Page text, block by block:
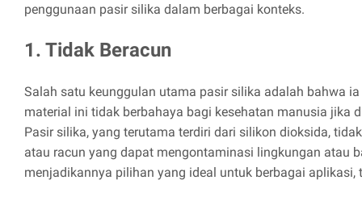
penggunaan pasir silika dalam berbagai konteks.
1. Tidak Beracun
Salah satu keunggulan utama pasir silika adalah bahwa
material ini tidak berbahaya bagi kesehatan manusia jika
Pasir silika, yang terutama terdiri dari silikon dioksida,
atau racun yang dapat mengontaminasi lingkungan atau
menjadikannya pilihan yang ideal untuk berbagai aplikasi,